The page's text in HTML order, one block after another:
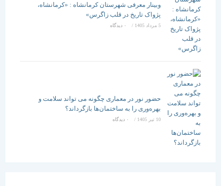
وبینار معرفی شهرستان کرمانشاه : «کرمانشاه،
پژواک تاریخ در قلب زاگرس»
5 مرداد 1405 / ۰ دیدگاه
حضور نور در معماری چگونه می تواند سلامت و
بهره‌وری را به ساختمان‌ها بازگرداند؟
/ ۰ دیدگاه